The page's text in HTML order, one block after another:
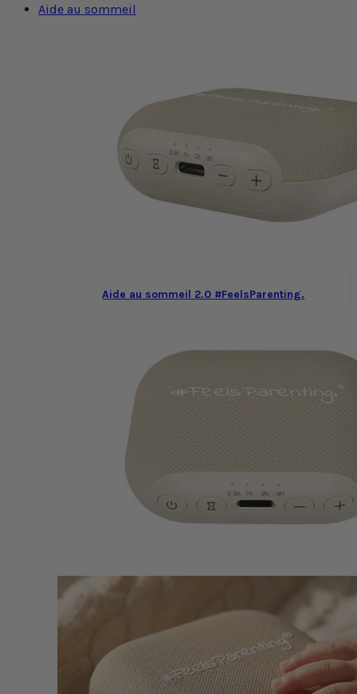
Aide au sommeil
Aide au sommeil 2.0 #FeelsParenting.